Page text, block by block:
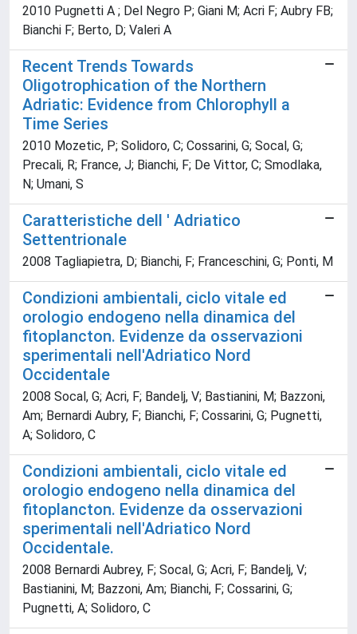
2010 Pugnetti A ; Del Negro P; Giani M; Acri F; Aubry FB;
Bianchi F; Berto, D; Valeri A
Recent Trends Towards
Oligotrophication of the Northern
Adriatic: Evidence from Chlorophyll a
Time Series
2010 Mozetic, P; Solidoro, C; Cossarini, G; Socal, G;
Precali, R; France, J; Bianchi, F; De Vittor, C; Smodlaka,
N; Umani, S
Caratteristiche dell ' Adriatico
Settentrionale
2008 Tagliapietra, D; Bianchi, F; Franceschini, G; Ponti, M
Condizioni ambientali, ciclo vitale ed
orologio endogeno nella dinamica del
fitoplancton. Evidenze da osservazioni
sperimentali nell'Adriatico Nord
Occidentale
2008 Socal, G; Acri, F; Bandelj, V; Bastianini, M; Bazzoni,
Am; Bernardi Aubry, F; Bianchi, F; Cossarini, G; Pugnetti,
A; Solidoro, C
Condizioni ambientali, ciclo vitale ed
orologio endogeno nella dinamica del
fitoplancton. Evidenze da osservazioni
sperimentali nell'Adriatico Nord
Occidentale.
2008 Bernardi Aubrey, F; Socal, G; Acri, F; Bandelj, V;
Bastianini, M; Bazzoni, Am; Bianchi, F; Cossarini, G;
Pugnetti, A; Solidoro, C